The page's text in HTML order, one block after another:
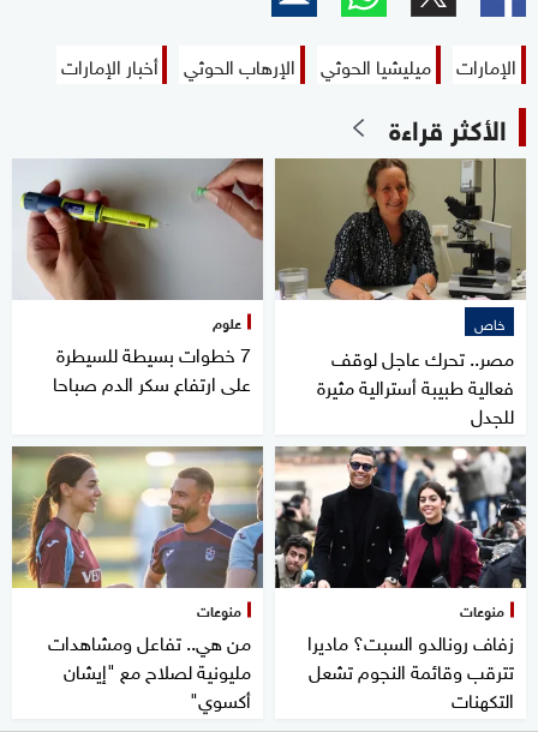
الإمارات ميليشيا الحوثي الإرهاب الحوثي أخبار الإمارات
الأكثر قراءة
خاص
مصر.. تحرك عاجل لوقف
فعالية طبيبة أسترالية مثيرة
للجدل
علوم
7 خطوات بسيطة للسيطرة
على ارتفاع سكر الدم صباحا
منوعات
زفاف رونالدو السبت؟ ماديرا
تترقب وقائمة النجوم تشعل
التكهنات
منوعات
من هي.. تفاعل ومشاهدات
مليونية لصلاح مع "إيشان
أكسوي"